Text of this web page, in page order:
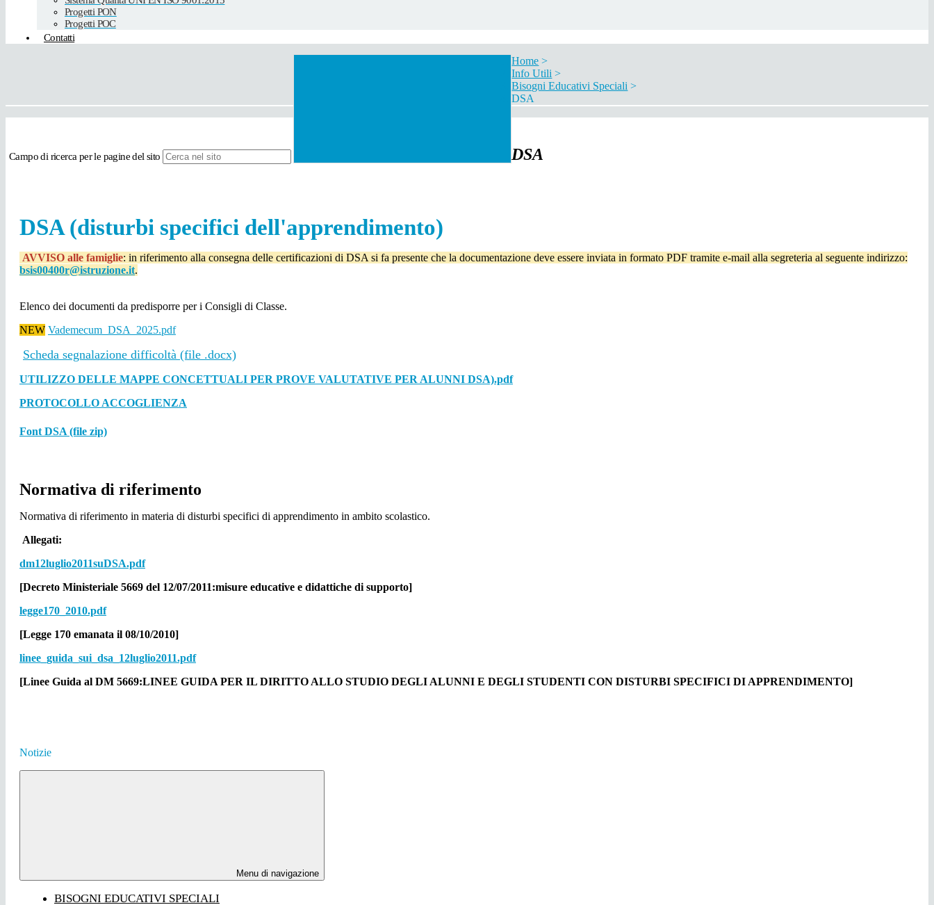
Progetti PON
Progetti POC
Contatti
Campo di ricerca per le pagine del sito
Home >
Info Utili >
Bisogni Educativi Speciali >
DSA
DSA
DSA (disturbi specifici dell'apprendimento)
AVVISO alle famiglie: in riferimento alla consegna delle certificazioni di DSA si fa presente che la documentazione deve essere inviata in formato PDF tramite e-mail alla segreteria al seguente indirizzo:
bsis00400r@istruzione.it.
Elenco dei documenti da predisporre per i Consigli di Classe.
NEW Vademecum_DSA_2025.pdf
Scheda segnalazione difficoltà (file .docx)
UTILIZZO DELLE MAPPE CONCETTUALI PER PROVE VALUTATIVE PER ALUNNI DSA).pdf
PROTOCOLLO ACCOGLIENZA
Font DSA (file zip)
Normativa di riferimento
Normativa di riferimento in materia di disturbi specifici di apprendimento in ambito scolastico.
Allegati:
dm12luglio2011suDSA.pdf
[Decreto Ministeriale 5669 del 12/07/2011:misure educative e didattiche di supporto]
legge170_2010.pdf
[Legge 170 emanata il 08/10/2010]
linee_guida_sui_dsa_12luglio2011.pdf
[Linee Guida al DM 5669:LINEE GUIDA PER IL DIRITTO ALLO STUDIO DEGLI ALUNNI E DEGLI STUDENTI CON DISTURBI SPECIFICI DI APPRENDIMENTO]
Notizie
Menu di navigazione
BISOGNI EDUCATIVI SPECIALI